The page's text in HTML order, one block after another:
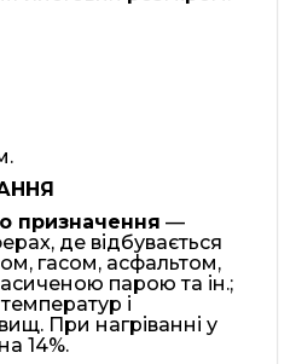
призначення —
де відбувається
гасом, асфальтом,
парою та ін.;
і
При нагріванні у
14%.